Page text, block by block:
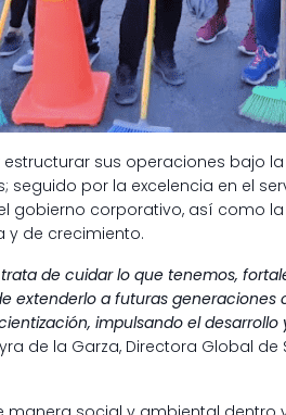
sus operaciones bajo
seguido por la excelencia en el
gobierno corporativo, así como
y de crecimiento.
de cuidar lo que tenemos,
extenderlo a futuras
impulsando el
de la Garza, Directora Global